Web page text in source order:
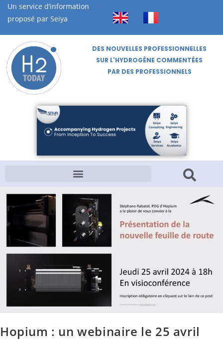
Un service d’information
proposé par Seiya
DES NOUVELLES PROFESSIONNELLES
SUR L'HYDROGÈNE COMMENTÉES
PAR DES PROFESSIONNELS
Hopium : un webinaire le 25 avril